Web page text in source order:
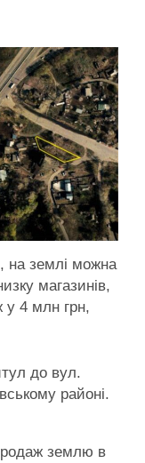
на землі можна
магазинів,
у 4 млн грн,
до вул.
районі.
землю в